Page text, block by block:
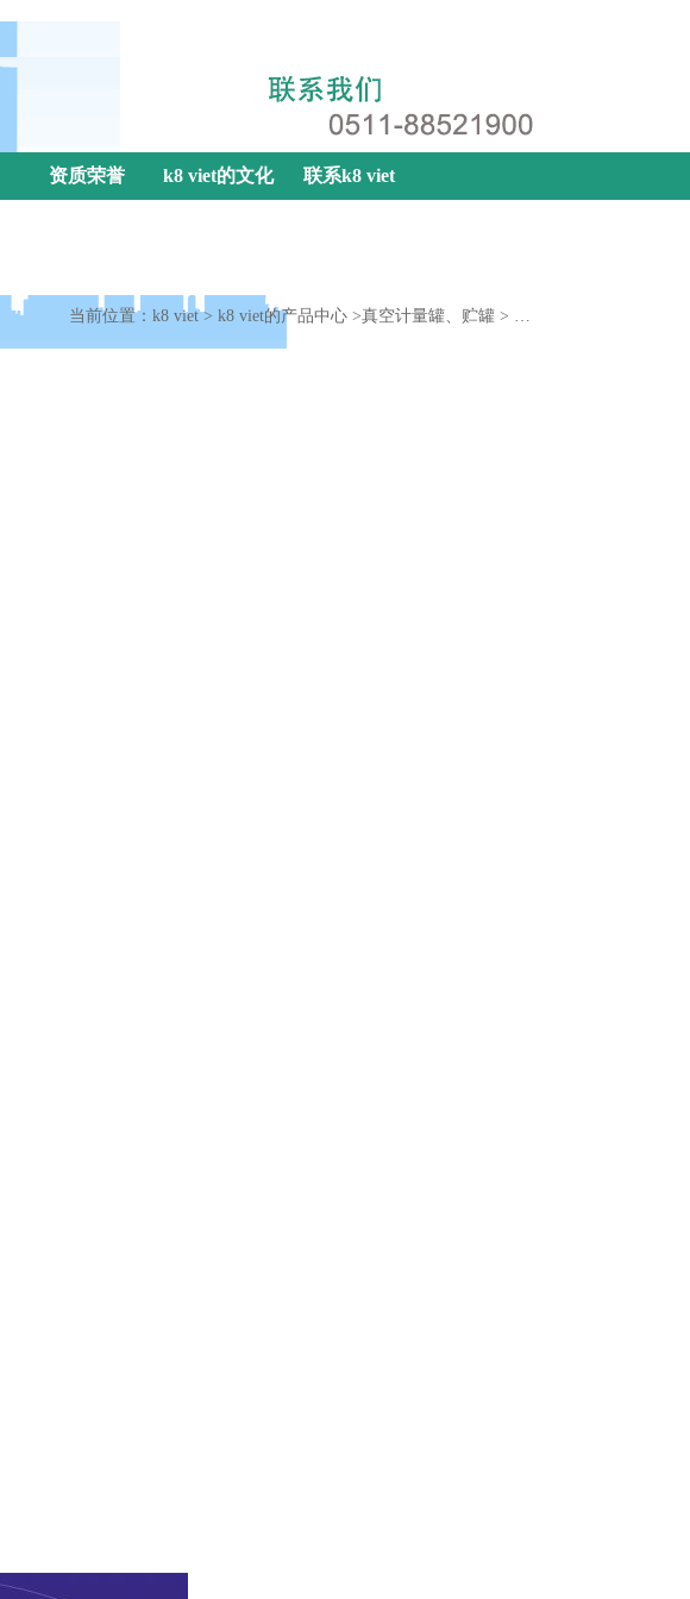
资质荣誉 k8 viet的文化 联系k8 viet
当前位置： k8 viet> k8 viet的产品中心 >真空计量罐、贮罐 > 聚丙烯真空计量罐、贮